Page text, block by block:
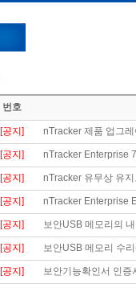
번호
[공지] nTracker 제품 업그
[공지] nTracker Enterprise
[공지] nTracker 유무상 유
[공지] nTracker Enterprise
[공지] 보안USB 메모리의
[공지] 보안USB 메모리 수
[공지] 보안기능확인서 인증